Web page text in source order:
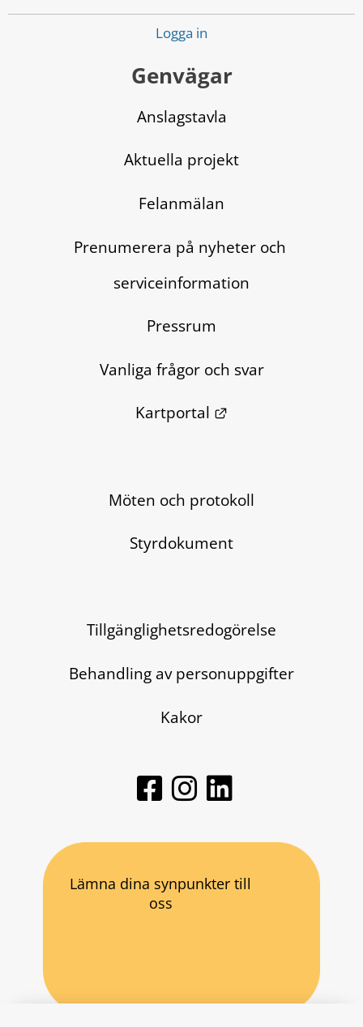
Logga in
Genvägar
Anslagstavla
Aktuella projekt
Felanmälan
Prenumerera på nyheter och
serviceinformation
Pressrum
Vanliga frågor och svar
Kartportal
Länk till annan
Möten och protokoll
Styrdokument
Tillgänglighetsredogörelse
Behandling av personuppgifter
Kakor
Lämna dina synpunkter till
oss